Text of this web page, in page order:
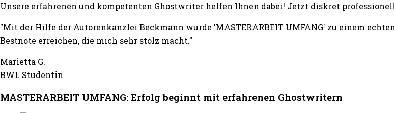
Unsere erfahrenen und kompetenten Ghostwriter helfen Ihnen dabei! Jetzt diskret
"Mit der Hilfe der Autorenkanzlei Beckmann wurde 'MASTERARBEIT UMFANG' zu einem
Bestnote erreichen, die mich sehr stolz macht."
Marietta G.
BWL Studentin
MASTERARBEIT UMFANG: Erfolg beginnt mit erfahrenen Ghostwritern